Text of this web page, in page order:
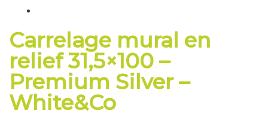
Carrelage mural en
relief 31,5×100 –
Premium Silver –
White&Co